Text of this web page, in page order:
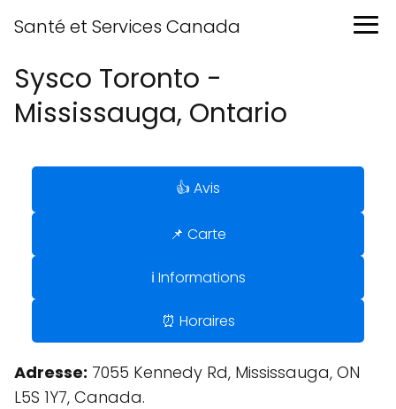
Santé et Services Canada
Sysco Toronto -
Mississauga, Ontario
👍 Avis
📌 Carte
ℹ️ Informations
⏰ Horaires
Adresse: 7055 Kennedy Rd, Mississauga, ON
L5S 1Y7, Canada.